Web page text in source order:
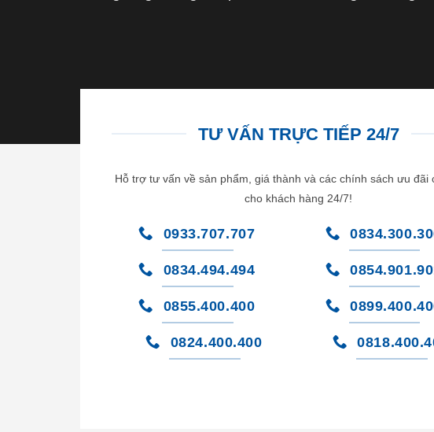
TƯ VẤN TRỰC TIẾP 24/7
Hỗ trợ tư vấn về sản phẩm, giá thành và các chính sách ưu đãi
cho khách hàng 24/7!
0933.707.707
0834.494.494
0855.400.400
0824.400.400